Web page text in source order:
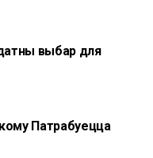
выбар для
Патрабуецца